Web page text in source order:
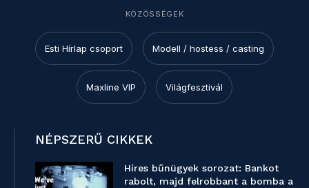
KÖZÖSSÉGEK
Esti Hírlap csoport Modell / hostess / casting
Maxline VIP Világfesztivál
NÉPSZERŰ CIKKEK
Híres bűnügyek sorozat: Bankot
rabolt, majd felrobbant a bomba a